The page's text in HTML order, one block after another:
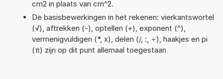
cm2 in plaats van cm^2.
De basisbewerkingen in het rekenen: vierkantswortel
(√), aftrekken (-), optellen (+), exponent (^),
vermenigvuldigen (*, x), delen (/, :, ÷), haakjes en pi
(π) zijn op dit punt allemaal toegestaan